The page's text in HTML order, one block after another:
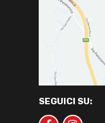
SEGUICI SU: